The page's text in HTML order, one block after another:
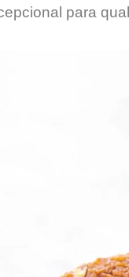
para